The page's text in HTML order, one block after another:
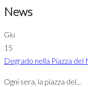
News
Giu
15
Degrado nella Piazza
Ogni sera, la piazza del...